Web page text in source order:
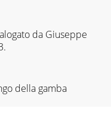
da Giuseppe
della gamba